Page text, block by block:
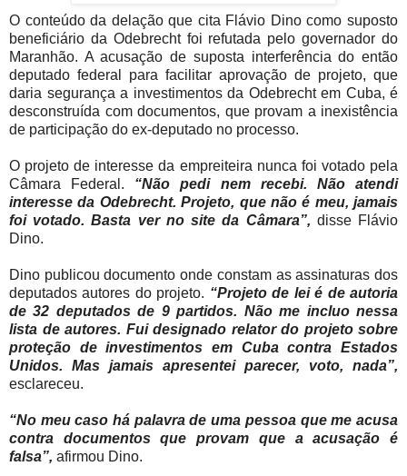
O conteúdo da delação que cita Flávio Dino como suposto
beneficiário da Odebrecht foi refutada pelo governador do
Maranhão. A acusação de suposta interferência do então
deputado federal para facilitar aprovação de projeto, que
daria segurança a investimentos da Odebrecht em Cuba, é
desconstruída com documentos, que provam a inexistência
de participação do ex-deputado no processo.
O projeto de interesse da empreiteira nunca foi votado pela
Câmara Federal. “Não pedi nem recebi. Não atendi
interesse da Odebrecht. Projeto, que não é meu, jamais
foi votado. Basta ver no site da Câmara”, disse Flávio
Dino.
Dino publicou documento onde constam as assinaturas dos
deputados autores do projeto. “Projeto de lei é de autoria
de 32 deputados de 9 partidos. Não me incluo nessa
lista de autores. Fui designado relator do projeto sobre
proteção de investimentos em Cuba contra Estados
Unidos. Mas jamais apresentei parecer, voto, nada”,
esclareceu.
“No meu caso há palavra de uma pessoa que me acusa
contra documentos que provam que a acusação é
falsa”, afirmou Dino.